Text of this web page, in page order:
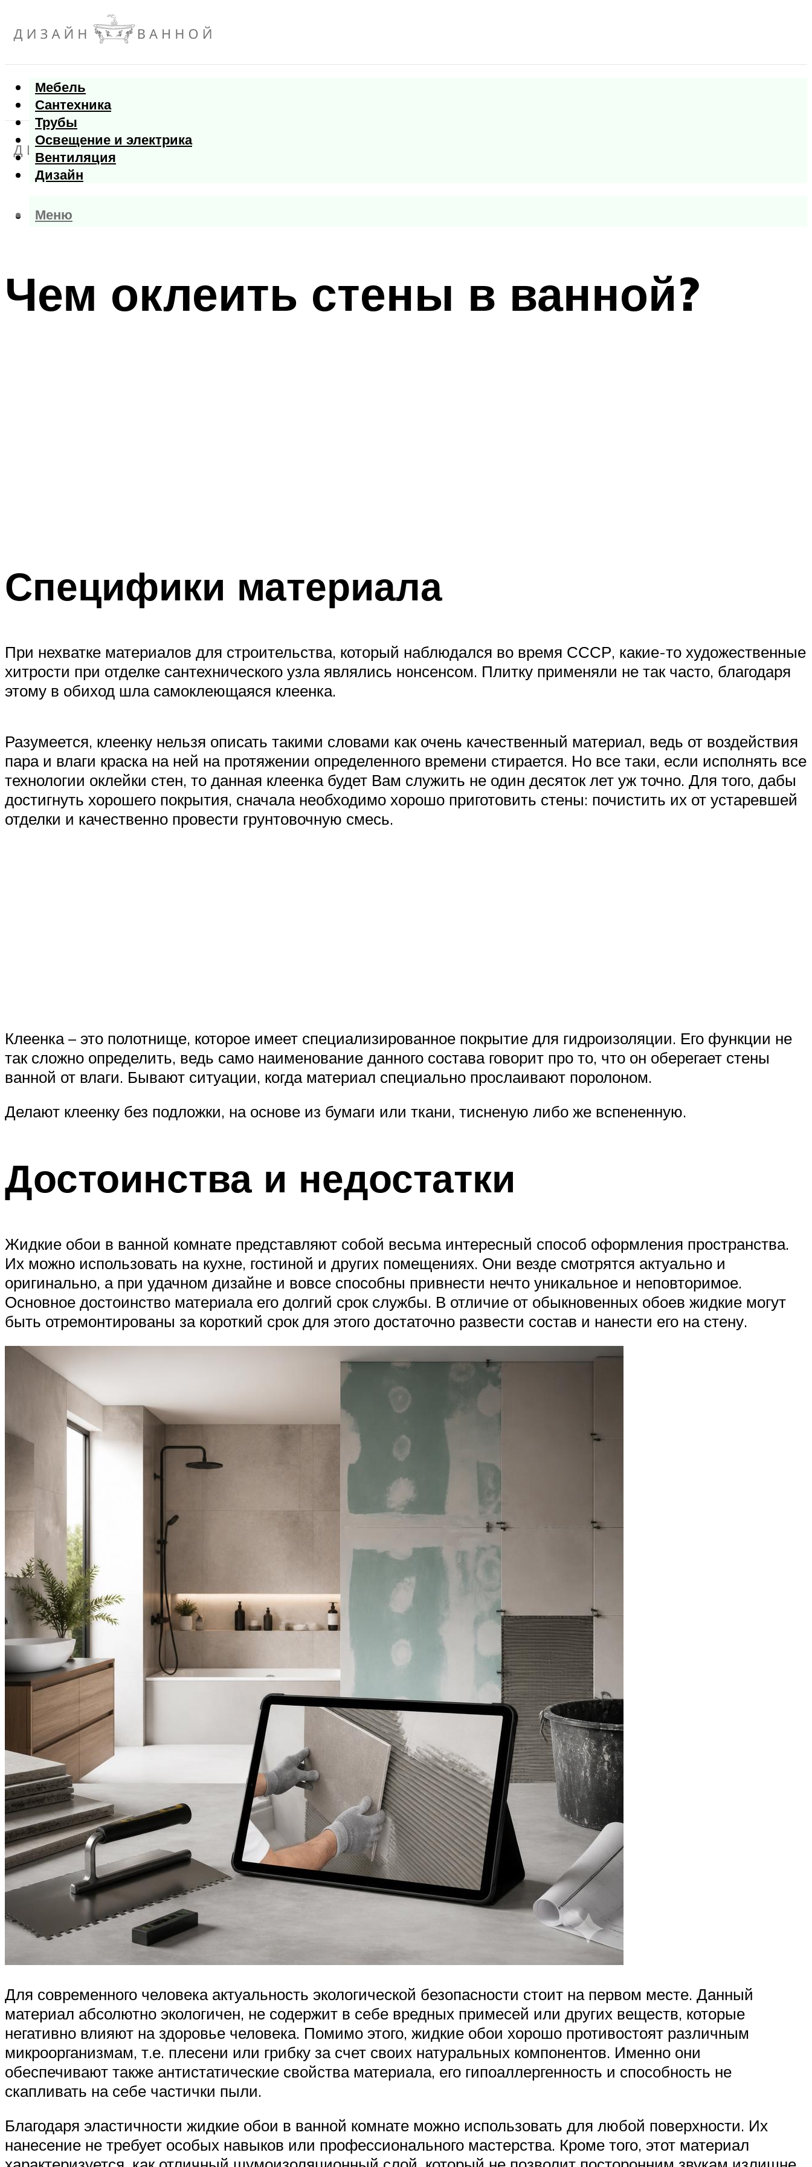
Мебель
Сантехника
Трубы
Освещение и электрика
Вентиляция
Дизайн
Меню
Меню
Чем оклеить стены в ванной?
Специфики материала
При нехватке материалов для строительства, который наблюдался во время СССР, какие-то художественные
хитрости при отделке сантехнического узла являлись нонсенсом. Плитку применяли не так часто, благодаря
этому в обиход шла самоклеющаяся клеенка.
Разумеется, клеенку нельзя описать такими словами как очень качественный материал, ведь от воздействия
пара и влаги краска на ней на протяжении определенного времени стирается. Но все таки, если исполнять все
технологии оклейки стен, то данная клеенка будет Вам служить не один десяток лет уж точно. Для того, дабы
достигнуть хорошего покрытия, сначала необходимо хорошо приготовить стены: почистить их от устаревшей
отделки и качественно провести грунтовочную смесь.
Клеенка – это полотнище, которое имеет специализированное покрытие для гидроизоляции. Его функции не
так сложно определить, ведь само наименование данного состава говорит про то, что он оберегает стены
ванной от влаги. Бывают ситуации, когда материал специально прослаивают поролоном.
Делают клеенку без подложки, на основе из бумаги или ткани, тисненую либо же вспененную.
Достоинства и недостатки
Жидкие обои в ванной комнате представляют собой весьма интересный способ оформления пространства.
Их можно использовать на кухне, гостиной и других помещениях. Они везде смотрятся актуально и
оригинально, а при удачном дизайне и вовсе способны привнести нечто уникальное и неповторимое.
Основное достоинство материала его долгий срок службы. В отличие от обыкновенных обоев жидкие могут
быть отремонтированы за короткий срок для этого достаточно развести состав и нанести его на стену.
Для современного человека актуальность экологической безопасности стоит на первом месте. Данный
материал абсолютно экологичен, не содержит в себе вредных примесей или других веществ, которые
негативно влияют на здоровье человека. Помимо этого, жидкие обои хорошо противостоят различным
микроорганизмам, т.е. плесени или грибку за счет своих натуральных компонентов. Именно они
обеспечивают также антистатические свойства материала, его гипоаллергенность и способность не
скапливать на себе частички пыли.
Благодаря эластичности жидкие обои в ванной комнате можно использовать для любой поверхности. Их
нанесение не требует особых навыков или профессионального мастерства. Кроме того, этот материал